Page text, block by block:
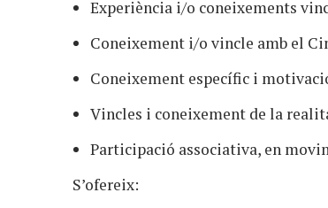
Experiència i/o coneixements
Coneixement i/o vincle amb el
Coneixement específic i
Vincles i coneixement de la
Participació associativa, en
S’ofereix: